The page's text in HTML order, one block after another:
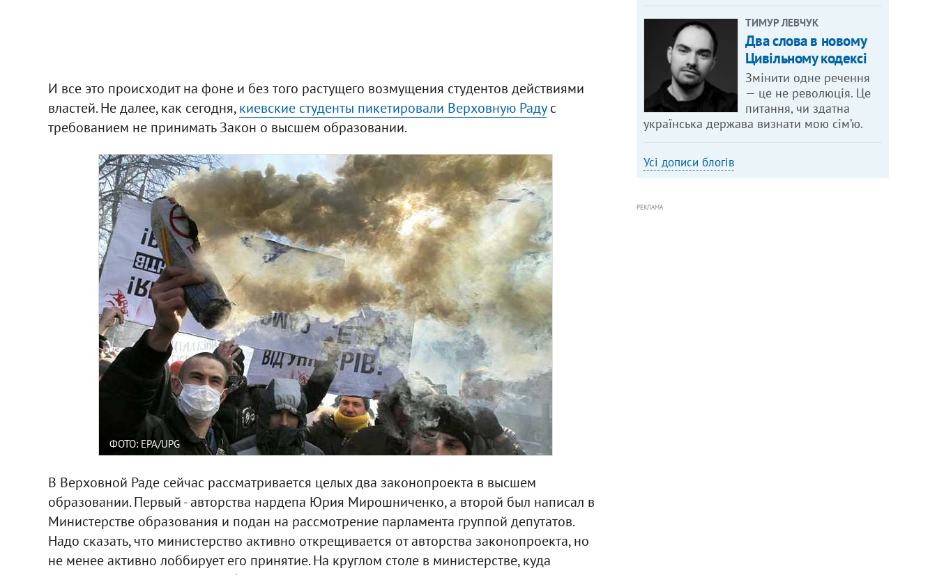
И все это происходит на фоне и без того растущего возмущения студентов действиями
властей. Не далее, как сегодня,киевские студенты пикетировали Верховную Радус
требованием не принимать Закон о высшем образовании.
ФОТО: ЕРА/UPG
В Верховной Раде сейчас рассматривается целых два законопроекта в высшем
образовании. Первый - авторства нардепа Юрия Мирошниченко, а второй был написал в
Министерстве образования и подан на рассмотрение парламента группой депутатов.
Надо сказать, что министерство активно открещивается от авторства законопроекта, но
не менее активно лоббирует его принятие. На круглом столе в министерстве, куда
ТИМУР ЛЕВЧУК
Два слова в новому
Цивільному кодексі
Змінити одне речення
— це не революція. Це
питання, чи здатна
українська держава визнати мою сім’ю.
Усі дописи блогів
РЕКЛАМА